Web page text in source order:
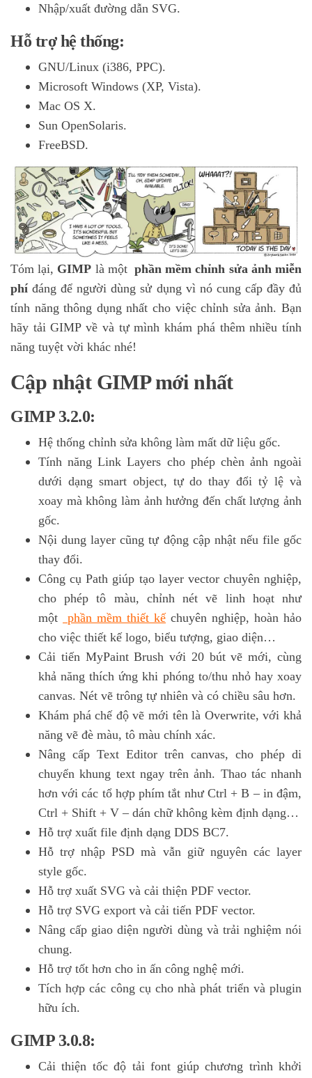
Nhập/xuất đường dẫn SVG.
Hỗ trợ hệ thống:
GNU/Linux (i386, PPC).
Microsoft Windows (XP, Vista).
Mac OS X.
Sun OpenSolaris.
FreeBSD.
Tóm lại, GIMP là một phần mềm chỉnh sửa ảnhmiễn
phíđáng để người dùng sử dụng vì nó cung cấp đầy đủ
tính năng thông dụng nhất cho việc chỉnh sửa ảnh. Bạn
hãy tải GIMP về và tự mình khám phá thêm nhiều tính
năng tuyệt vời khác nhé!
Cập nhật GIMP mới nhất
GIMP 3.2.0:
Hệ thống chỉnh sửa không làm mất dữ liệu gốc.
Tính năng Link Layers cho phép chèn ảnh ngoài
dưới dạng smart object, tự do thay đổi tỷ lệ và
xoay mà không làm ảnh hưởng đến chất lượng ảnh
gốc.
Nội dung layer cũng tự động cập nhật nếu file gốc
thay đổi.
Công cụ Path giúp tạo layer vector chuyên nghiệp,
cho phép tô màu, chỉnh nét vẽ linh hoạt như
một
phần mềm thiết kếchuyên nghiệp, hoàn hảo
cho việc thiết kế logo, biểu tượng, giao diện…
Cải tiến MyPaint Brush với 20 bút vẽ mới, cùng
khả năng thích ứng khi phóng to/thu nhỏ hay xoay
canvas. Nét vẽ trông tự nhiên và có chiều sâu hơn.
Khám phá chế độ vẽ mới tên là Overwrite, với khả
năng vẽ đè màu, tô màu chính xác.
Nâng cấp Text Editor trên canvas, cho phép di
chuyển khung text ngay trên ảnh. Thao tác nhanh
hơn với các tổ hợp phím tắt như Ctrl + B – in đậm,
Ctrl + Shift + V – dán chữ không kèm định dạng…
Hỗ trợ xuất file định dạng DDS BC7.
Hỗ trợ nhập PSD mà vẫn giữ nguyên các layer
style gốc.
Hỗ trợ xuất SVG và cải thiện PDF vector.
Hỗ trợ SVG export và cải tiến PDF vector.
Nâng cấp giao diện người dùng và trải nghiệm nói
chung.
Hỗ trợ tốt hơn cho in ấn công nghệ mới.
Tích hợp các công cụ cho nhà phát triển và plugin
hữu ích.
GIMP 3.0.8:
Cải thiện tốc độ tải font giúp chương trình khởi